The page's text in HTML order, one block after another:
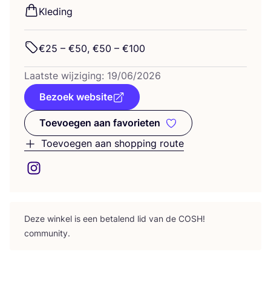
Kle­ding
€25 – €50, €50 – €100
Laat­ste wij­zi­ging: 19/06/2026
Bezoek website
Toevoegen aan favorieten
Toevoegen aan favorieten
Toevoegen aan shopping route
Deze win­kel is een beta­lend lid van de COSH!
community.